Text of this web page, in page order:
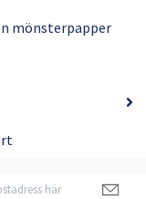
mönsterpapper